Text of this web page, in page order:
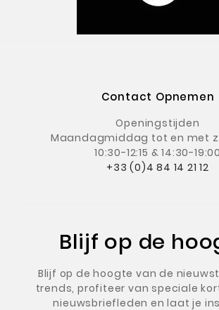
Contact Opnemen
Openingstijden
Maandagmiddag tot en met
10:30-12:15 & 14:30-19:00
+33 (0)4 84 14 21 12
Blijf op de
Blijf op de hoogte van de
trends, profiteer van speciale
nieuwsbriefleden en laat je